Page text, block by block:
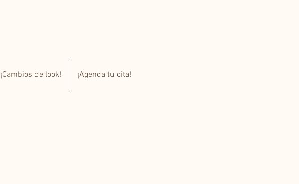
¡Cambios de look! ¡Agenda tu cita!